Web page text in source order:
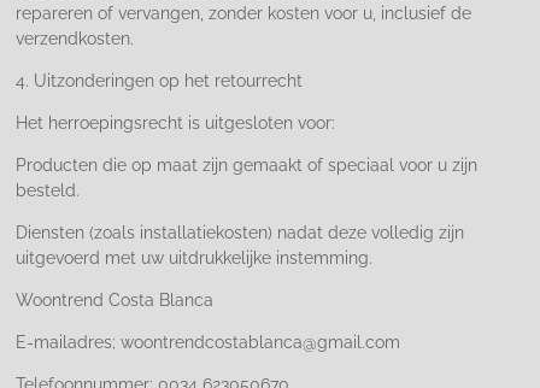
repareren of vervangen, zonder kosten voor u, inclusief de
verzendkosten.
4. Uitzonderingen op het retourrecht
Het herroepingsrecht is uitgesloten voor:
Producten die op maat zijn gemaakt of speciaal voor u zijn
besteld.
Diensten (zoals installatiekosten) nadat deze volledig zijn
uitgevoerd met uw uitdrukkelijke instemming.
Woontrend Costa Blanca
E-mailadres; woontrendcostablanca@gmail.com